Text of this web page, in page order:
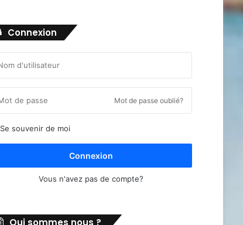
Connexion
Mot de passe oublié?
Se souvenir de moi
Connexion
Vous n'avez pas de compte?
Qui sommes nous ?